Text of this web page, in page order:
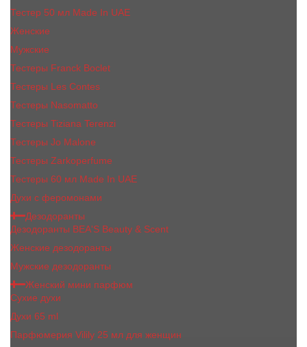
Тестер 50 мл Made In UAE
Женские
Мужские
Тестеры Franck Boclet
Тестеры Les Contes
Тестеры Nasomatto
Тестеры Tiziana Terenzi
Тестеры Jо Malоnе
Тестеры Zarkoperfume
Тестеры 60 мл Made In UAE
Духи с феромонами
Дезодоранты
Дезодоранты BEA'S Beauty & Scent
Женские дезодоранты
Мужские дезодоранты
Женский мини парфюм
Сухие духи
Духи 65 ml
Парфюмерия Vilily 25 мл для женщин